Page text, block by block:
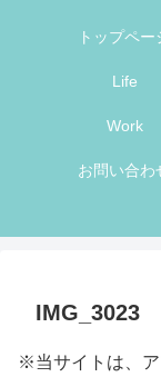
トップペー
Life
Work
お問い合わ
IMG_3023
※当サイトは、ア